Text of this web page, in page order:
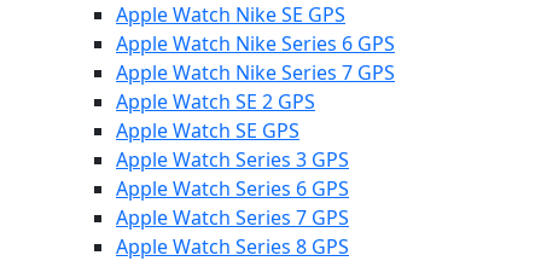
Apple Watch Nike SE GPS
Apple Watch Nike Series 6 GPS
Apple Watch Nike Series 7 GPS
Apple Watch SE 2 GPS
Apple Watch SE GPS
Apple Watch Series 3 GPS
Apple Watch Series 6 GPS
Apple Watch Series 7 GPS
Apple Watch Series 8 GPS